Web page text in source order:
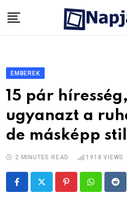
EMBEREK
15 pár
ugyanazt a
de másképp
2 MINUTES READ 1918 VIEWS
PinterestWhatsapp